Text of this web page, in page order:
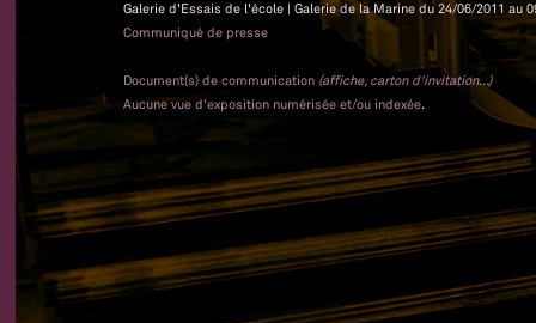
Galerie d'Essais de l'école | Galerie de la Marine du 24/06/2011 au
Communiqué de presse
Document(s) de communication (affiche, carton d'invitation...)
Aucune vue d'exposition numérisée et/ou indexée.